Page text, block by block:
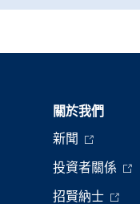
關於我們
新聞
投資者關係
招賢納士